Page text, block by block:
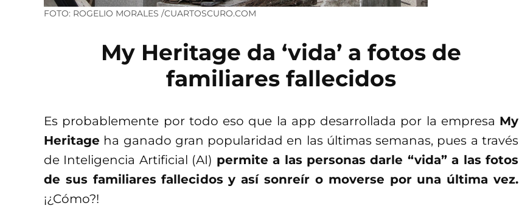
FOTO: ROGELIO MORALES /CUARTOSCURO.COM
My Heritage da ‘vida’ a fotos de
familiares fallecidos
Es probablemente por todo eso que la app desarrollada por la empresa My
Heritage ha ganado gran popularidad en las últimas semanas, pues a través
de Inteligencia Artificial (AI) permite a las personas darle “vida” a las fotos
de sus familiares fallecidos y así sonreír o moverse por una última vez.
¡¿Cómo?!